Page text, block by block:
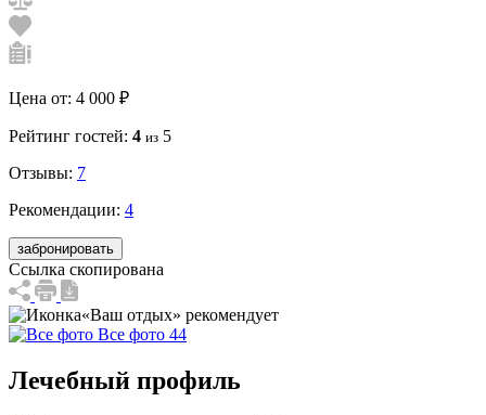
Цена от: 4 000 ₽
Рейтинг гостей: 4 из 5
Отзывы: 7
Рекомендации: 4
забронировать
Ссылка скопирована
«Ваш отдых» рекомендует
Все фото 44
Лечебный профиль